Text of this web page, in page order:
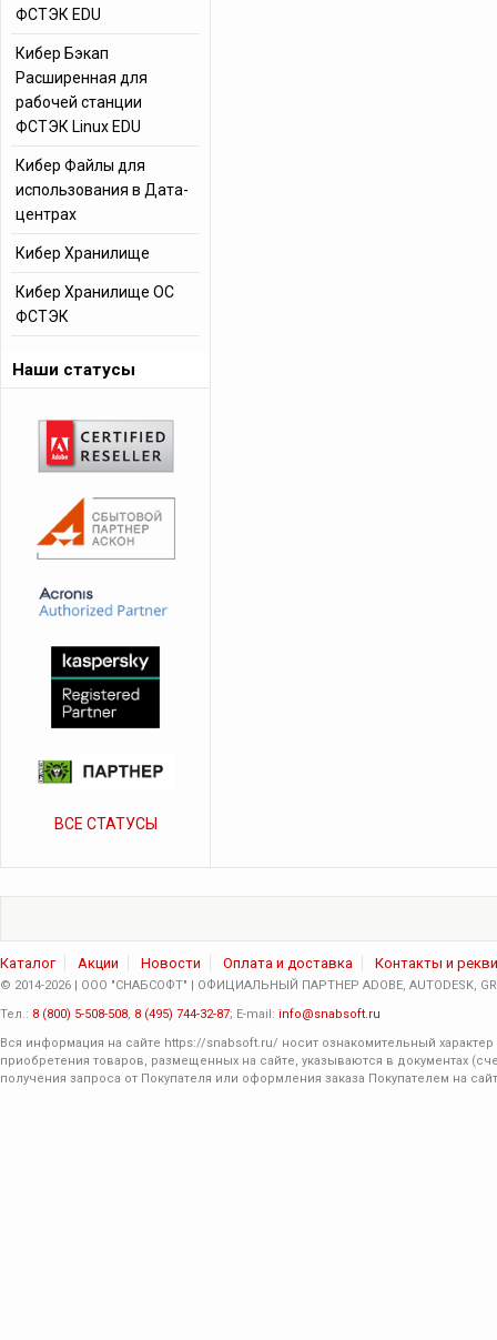
ФСТЭК EDU
Кибер Бэкап
Расширенная для
рабочей станции
ФСТЭК Linux EDU
Кибер Файлы для
использования в Дата-
центрах
Кибер Хранилище
Кибер Хранилище ОС
ФСТЭК
Наши статусы
ВСЕ СТАТУСЫ
Каталог Акции Новости Оплата и доставка Контакты и
© 2014-2026 | ООО "СНАБСОФТ" | ОФИЦИАЛЬНЫЙ ПАРТНЕР ADOBE, AUTODESK,
Тел.: 8 (800) 5-508-508, 8 (495) 744-32-87; E-mail: info@snabsoft.ru
Вся информация на сайте https://snabsoft.ru/ носит ознакомительный
приобретения товаров, размещенных на сайте, указываются в документах
получения запроса от Покупателя или оформления заказа Покупателем на